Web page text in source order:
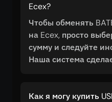
Ecex?
Чтобы обменять
на Ecex, просто
сумму и следуйте
Наша система
Как я могу купить